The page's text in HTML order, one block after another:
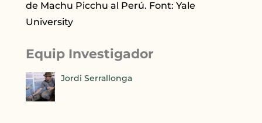
de Machu Picchu al Perú. Font: Yale
University
Equip Investigador
Jordi Serrallonga